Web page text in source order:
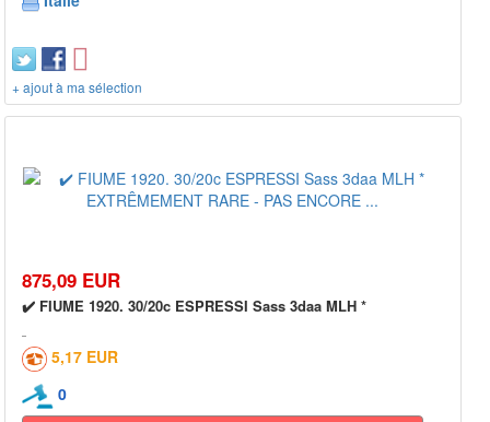
+ ajout à ma sélection
875,09 EUR
✔️ FIUME 1920. 30/20c ESPRESSI Sass 3daa MLH *
5,17 EUR
0